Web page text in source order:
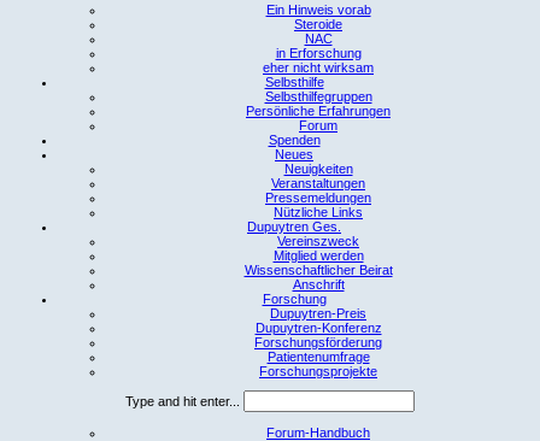
Ein Hinweis vorab
Steroide
NAC
in Erforschung
eher nicht wirksam
Selbsthilfe
Selbsthilfegruppen
Persönliche Erfahrungen
Forum
Spenden
Neues
Neuigkeiten
Veranstaltungen
Pressemeldungen
Nützliche Links
Dupuytren Ges.
Vereinszweck
Mitglied werden
Wissenschaftlicher Beirat
Anschrift
Forschung
Dupuytren-Preis
Dupuytren-Konferenz
Forschungsförderung
Patientenumfrage
Forschungsprojekte
Type and hit enter...
Forum-Handbuch